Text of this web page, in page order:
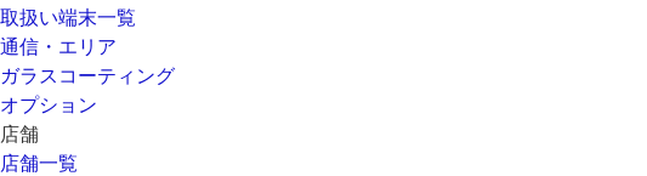
取扱い端末一覧
通信・エリア
ガラスコーティング
オプション
店舗
店舗一覧